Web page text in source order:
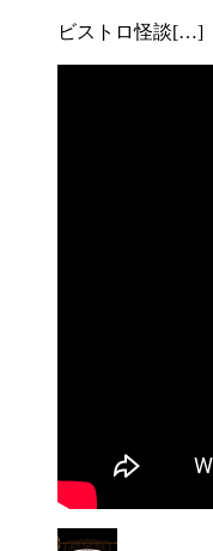
ビストロ怪談[…]